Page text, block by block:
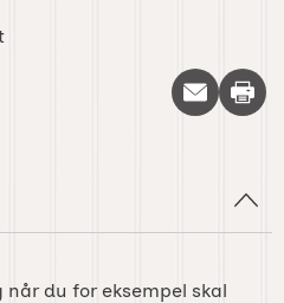
Skriv
du for eksempel skal